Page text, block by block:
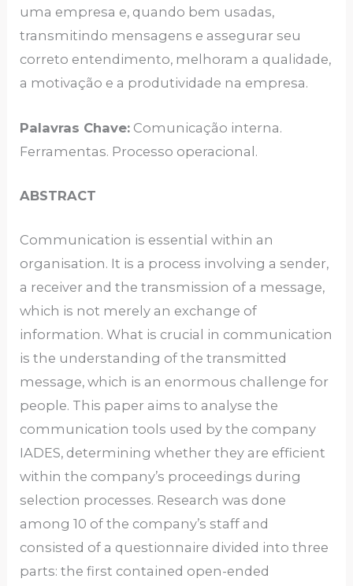
uma empresa e, quando bem usadas,
transmitindo mensagens e assegurar seu
correto entendimento, melhoram a qualidade,
a motivação e a produtividade na empresa.
Palavras Chave: Comunicação interna.
Ferramentas. Processo operacional.
ABSTRACT
Communication is essential within an
organisation. It is a process involving a sender,
a receiver and the transmission of a message,
which is not merely an exchange of
information. What is crucial in communication
is the understanding of the transmitted
message, which is an enormous challenge for
people. This paper aims to analyse the
communication tools used by the company
IADES, determining whether they are efficient
within the company’s proceedings during
selection processes. Research was done
among 10 of the company’s staff and
consisted of a questionnaire divided into three
parts: the first contained open-ended